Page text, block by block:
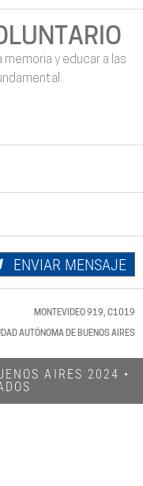
y educar a las
ENVIAR MENSAJE
MONTEVIDEO 919, C1019
AUTÓNOMA DE BUENOS AIRES
AIRES 2024​ •